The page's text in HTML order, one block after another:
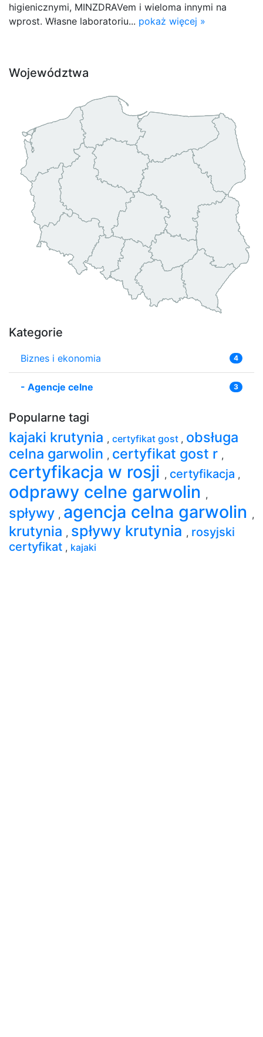
higienicznymi, MINZDRAVem i wieloma innymi na
wprost. Własne laboratoriu... pokaż więcej »
Województwa
Kategorie
Biznes i ekonomia 4
- Agencje celne 3
Popularne tagi
kajaki krutynia , certyfikat gost , obsługa
celna garwolin , certyfikat gost r ,
certyfikacja w rosji , certyfikacja ,
odprawy celne garwolin ,
spływy , agencja celna garwolin ,
krutynia , spływy krutynia , rosyjski
certyfikat , kajaki